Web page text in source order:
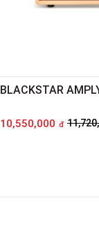
BLACKSTAR
10,550,000 đ